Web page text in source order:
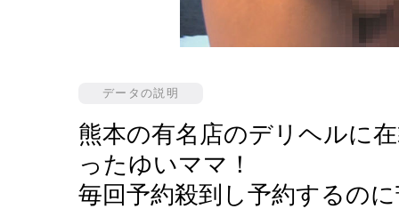
データの説明
熊本の有名店のデリヘルに
ったゆいママ！
毎回予約殺到し予約するの